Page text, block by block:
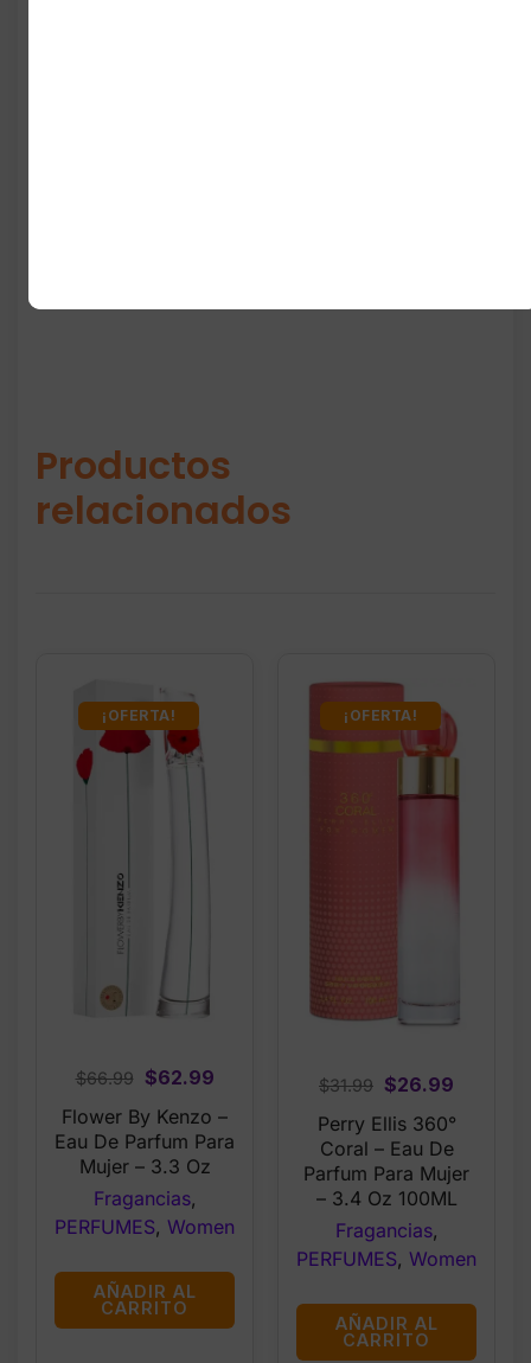
Productos
relacionados
¡OFERTA!
$66.99
Original
price
was:
$66.99.
$62.99Current
is:
Flower By Kenzo –
Eau De Parfum Para
Mujer – 3.3 Oz
Fragancias,
PERFUMES, Women
AÑADIR AL
CARRITO
¡OFERTA!
$31.99 Original
price
was:
$31.99.
$26.99
price
$26.99.
Perry Ellis 360°
Coral – Eau De
Parfum Para Mujer
– 3.4 Oz 100ML
Fragancias,
PERFUMES, Women
AÑADIR AL
CARRITO